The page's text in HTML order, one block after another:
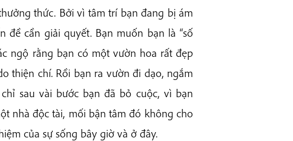
thức. Bởi vì tâm trí bạn đang bị ám
đề cần giải quyết. Bạn muốn bạn là “số
ngộ rằng bạn có một vườn hoa rất đẹp
thiện chí. Rồi bạn ra vườn đi dạo, ngắm
sau vài bước bạn đã bỏ cuộc, vì bạn
nhà độc tài, mối bận tâm đó không cho
của sự sống bây giờ và ở đây.